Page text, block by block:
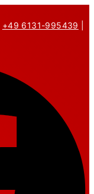
+49 6131-995439